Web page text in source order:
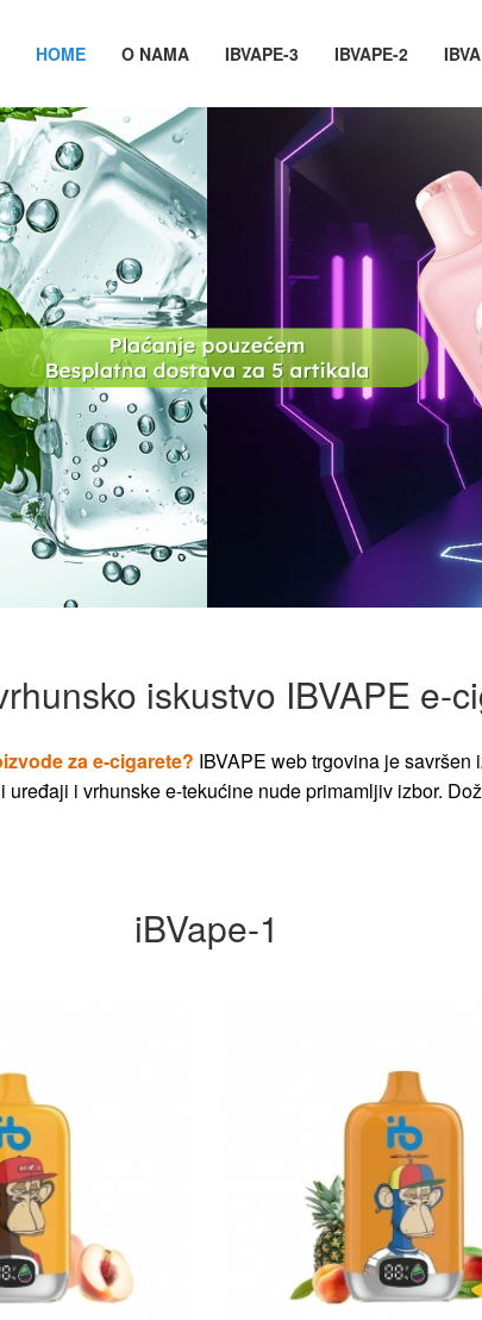
HOME O NAMA IBVAPE-3 IBVAPE-2
iskustvo IBVAPE e-
za e-cigarete? IBVAPE web trgovina je savršen
i vrhunske e-tekućine nude primamljiv izbor.
iBVape-1